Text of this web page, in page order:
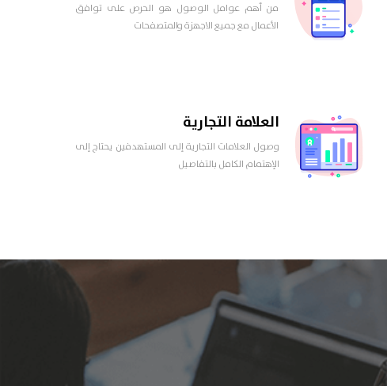
من أهم عوامل الوصول هو الحرص على توافق
الأعمال مع جميع الاجهزة والمتصفحات
العلامة التجارية
وصول العلامات التجارية إلى المستهدفين يحتاج إلى
الإهتمام الكامل بالتفاصيل